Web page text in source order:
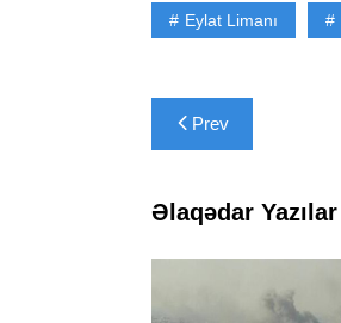
Eylat Limanı
Yazı
naviqasiyası
Prev
Əlaqədar Yazılar